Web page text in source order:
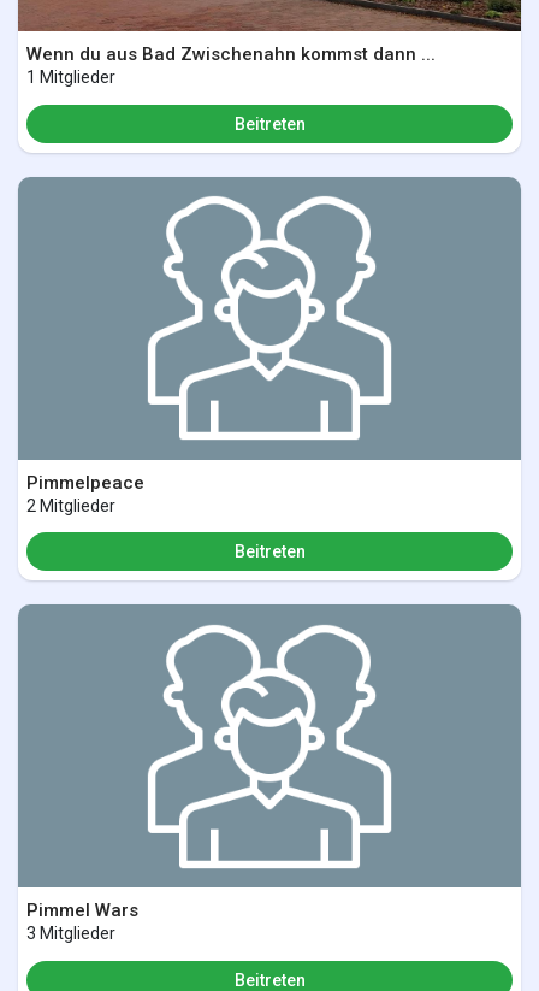
Wenn du aus Bad Zwischenahn kommst dann ...
1 Mitglieder
Beitreten
Pimmelpeace
2 Mitglieder
Beitreten
Pimmel Wars
3 Mitglieder
Beitreten